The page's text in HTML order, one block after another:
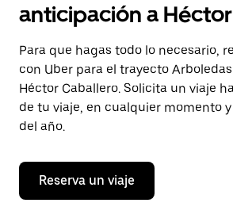
y
selecciona
una
fecha.
Presiona
la
tecla Esc
para
cerrar
calendario.
anticipación a
Para que hagas todo lo necesario,
con Uber para el trayecto
Héctor Caballero. Solicita un viaje
de tu viaje, en cualquier momento
del año.
Reserva un viaje